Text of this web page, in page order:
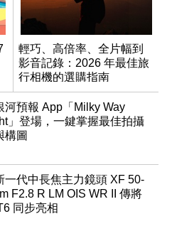
輕巧、高倍率、全片幅到
影音記錄：2026 年最佳旅
行相機的選購指南
河預報 App「Milky Way
」登場，一鍵掌握最佳拍攝
構圖
一代中長焦主力鏡頭 XF 50-
F2.8 R LM OIS WR II 傳將
同步亮相